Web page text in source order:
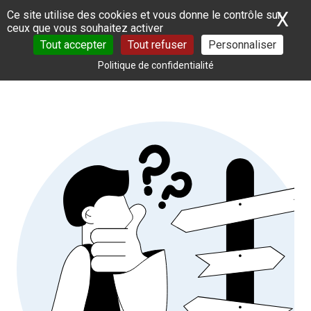
Panneau de gestion des cookies
Ce site utilise des cookies et vous donne le contrôle sur
ceux que vous souhaitez activer
Tout accepter
Tout refuser Personnaliser
Politique de confidentialité
X